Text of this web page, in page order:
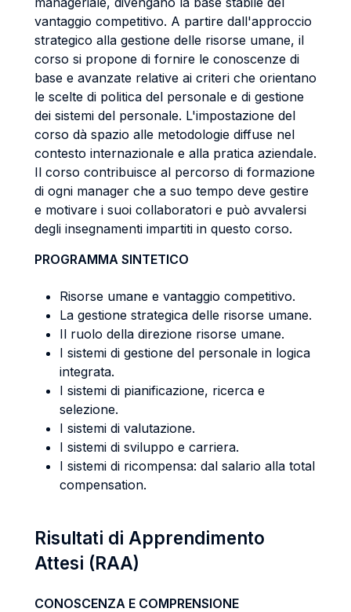
vantaggio competitivo. A partire dall'approccio
strategico alla gestione delle risorse umane, il
corso si propone di fornire le conoscenze di
base e avanzate relative ai criteri che orientano
le scelte di politica del personale e di gestione
dei sistemi del personale. L'impostazione del
corso dà spazio alle metodologie diffuse nel
contesto internazionale e alla pratica aziendale.
Il corso contribuisce al percorso di formazione
di ogni manager che a suo tempo deve gestire
e motivare i suoi collaboratori e può avvalersi
degli insegnamenti impartiti in questo corso.
PROGRAMMA SINTETICO
Risorse umane e vantaggio competitivo.
La gestione strategica delle risorse umane.
Il ruolo della direzione risorse umane.
I sistemi di gestione del personale in logica
integrata.
I sistemi di pianificazione, ricerca e
selezione.
I sistemi di valutazione.
I sistemi di sviluppo e carriera.
I sistemi di ricompensa: dal salario alla total
compensation.
Risultati di Apprendimento
Attesi (RAA)
CONOSCENZA E COMPRENSIONE